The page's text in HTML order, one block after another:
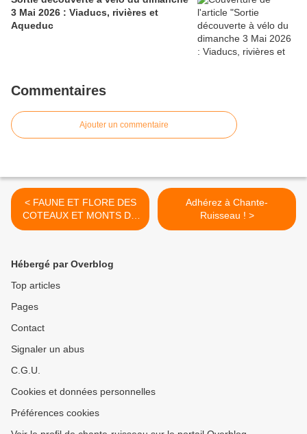
3 Mai 2026 : Viaducs, rivières et
Aqueduc
Commentaires
Ajouter un commentaire
< FAUNE ET FLORE DES
COTEAUX ET MONTS DU
LYONNAIS
Adhérez à Chante-
Ruisseau ! >
Hébergé par Overblog
Top articles
Pages
Contact
Signaler un abus
C.G.U.
Cookies et données personnelles
Préférences cookies